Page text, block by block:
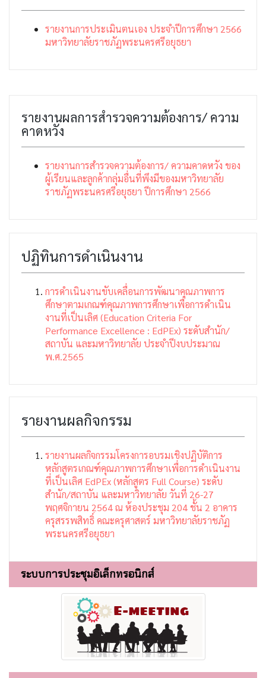
รายงานการประเมินตนเอง ประจำปีการศึกษา 2566
มหาวิทยาลัยราชภัฏพระนครศรีอยุธยา
รายงานผลการสำรวจความต้องการ/ ความ
คาดหวัง
รายงานการสำรวจความต้องการ/ ความคาดหวัง ของ
ผู้เรียนและลูกค้ากลุ่มอื่นที่พึงมีของมหาวิทยาลัย
ราชภัฏพระนครศรีอยุธยา ปีการศึกษา 2566
ปฏิทินการดำเนินงาน
การดำเนินงานขับเคลื่อนการพัฒนาคุณภาพการ
ศึกษาตามเกณฑ์คุณภาพการศึกษาเพื่อการดำเนิน
งานที่เป็นเลิศ (Education Criteria For
Performance Excellence : EdPEx) ระดับสำนัก/
สถาบัน และมหาวิทยาลัย ประจำปีงบประมาณ
พ.ศ.2565
รายงานผลกิจกรรม
รายงานผลกิจกรรมโครงการอบรมเชิงปฏิบัติการ
หลักสูตรเกณฑ์คุณภาพการศึกษาเพื่อการดำเนินงาน
ที่เป็นเลิศ EdPEx (หลักสูตร Full Course) ระดับ
สำนัก/สถาบัน และมหาวิทยาลัย วันที่ 26-27
พฤศจิกายน 2564 ณ ห้องประชุม 204 ชั้น 2 อาคาร
ครุสรรพสิทธิ์ คณะครุศาสตร์ มหาวิทยาลัยราชภัฏ
พระนครศรีอยุธยา
ระบบการประชุมอิเล็กทรอนิกส์